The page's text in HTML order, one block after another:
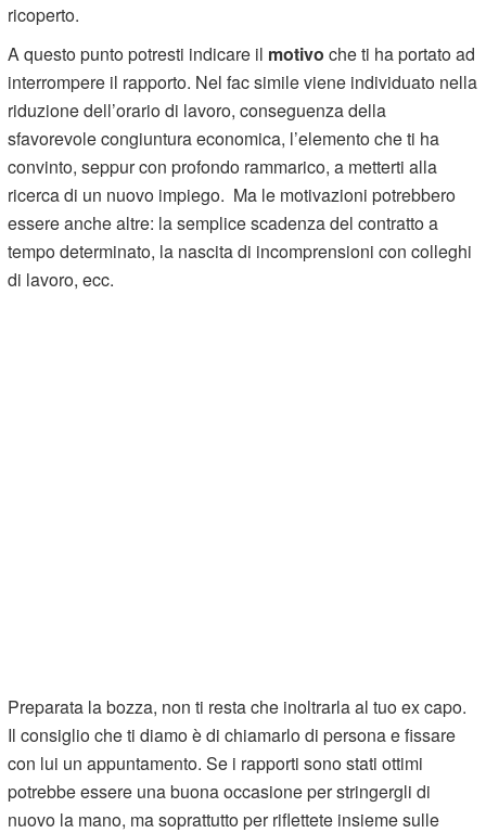
ricoperto.
A questo punto potresti indicare il motivo che ti ha portato ad
interrompere il rapporto. Nel fac simile viene individuato nella
riduzione dell’orario di lavoro, conseguenza della
sfavorevole congiuntura economica, l’elemento che ti ha
convinto, seppur con profondo rammarico, a metterti alla
ricerca di un nuovo impiego. Ma le motivazioni potrebbero
essere anche altre: la semplice scadenza del contratto a
tempo determinato, la nascita di incomprensioni con colleghi
di lavoro, ecc.
Preparata la bozza, non ti resta che inoltrarla al tuo ex capo.
Il consiglio che ti diamo è di chiamarlo di persona e fissare
con lui un appuntamento. Se i rapporti sono stati ottimi
potrebbe essere una buona occasione per stringergli di
nuovo la mano, ma soprattutto per riflettete insieme sulle